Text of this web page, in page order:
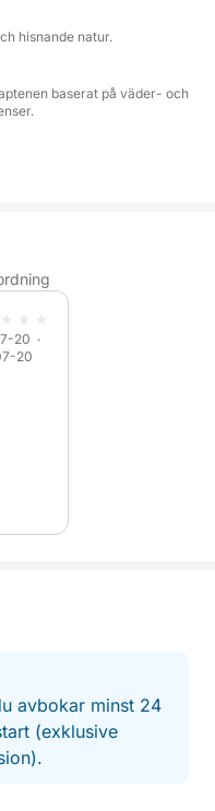
av orörd natur.
dagen för att
och ge dig en
av vänner,
att uppleva det
hisnande natur.
baserat på väder- och
20 ·
20
avbokar minst 24
(exklusive